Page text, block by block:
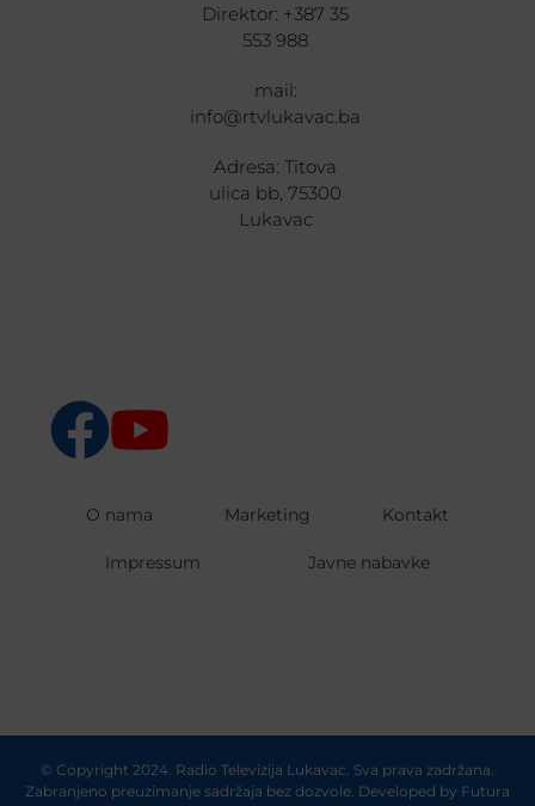
Direktor: +387 35
553 988
mail:
info@rtvlukavac.ba
Adresa: Titova
ulica bb, 75300
Lukavac
O nama Marketing Kontakt
Impressum Javne nabavke
© Copyright 2024. Radio Televizija Lukavac. Sva prava zadržana.
Zabranjeno preuzimanje sadržaja bez dozvole. Developed by Futura